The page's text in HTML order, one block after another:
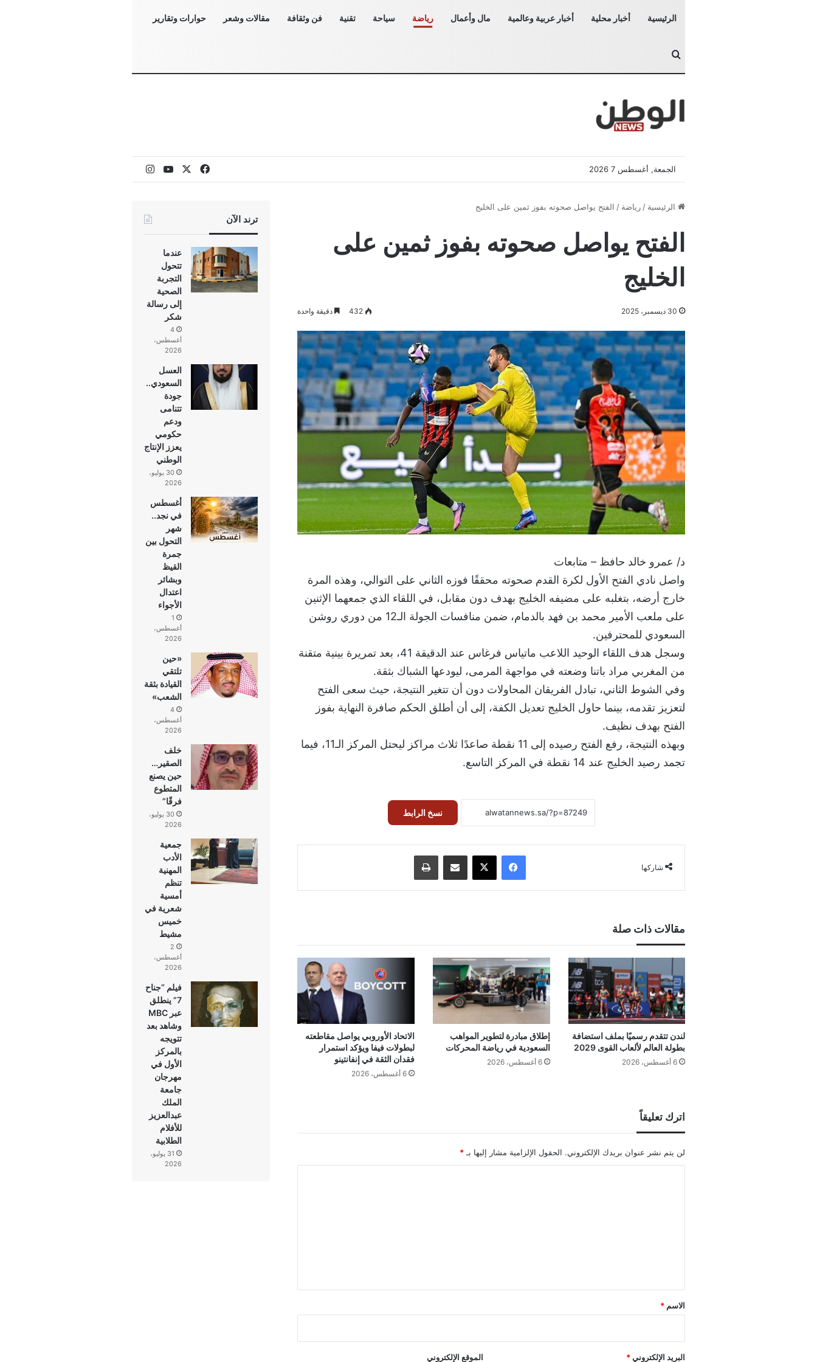
الرئيسية أخبار محلية أخبار عربية وعالمية مال وأعمال رياضة سياحة تقنية فن وثقافة مقالات وشعر حوارات وتقارير
بحث عن
الجمعة, أغسطس 7 2026 فيسبوك ‫YouTubeانستقرام
الرئيسية / رياضة / الفتح يواصل صحوته بفوز ثمين على الخليج
الفتح يواصل صحوته بفوز ثمين على
الخليج
30 ديسمبر، 2025 432 دقيقة واحدة
د/ عمرو خالد حافظ – متابعات
واصل نادي الفتح الأول لكرة القدم صحوته محققًا فوزه الثاني على التوالي، وهذه المرة
خارج أرضه، بتغلبه على مضيفه الخليج بهدف دون مقابل، في اللقاء الذي جمعهما الإثنين
على ملعب الأمير محمد بن فهد بالدمام، ضمن منافسات الجولة الـ12 من دوري روشن
السعودي للمحترفين.
وسجل هدف اللقاء الوحيد اللاعب ماتياس فرغاس عند الدقيقة 41، بعد تمريرة بينية متقنة
من المغربي مراد باتنا وضعته في مواجهة المرمى، ليودعها الشباك بثقة.
وفي الشوط الثاني، تبادل الفريقان المحاولات دون أن تتغير النتيجة، حيث سعى الفتح
لتعزيز تقدمه، بينما حاول الخليج تعديل الكفة، إلى أن أطلق الحكم صافرة النهاية بفوز
الفتح بهدف نظيف.
وبهذه النتيجة، رفع الفتح رصيده إلى 11 نقطة صاعدًا ثلاث مراكز ليحتل المركز الـ11، فيما
تجمد رصيد الخليج عند 14 نقطة في المركز التاسع.
نسخ الرابط
شاركها
فيسبوك ‫X مشاركة عبر البريد طباعة
مقالات ذات صلة
لندن تتقدم رسميًا بملف استضافة
بطولة العالم لألعاب القوى 2029
6 أغسطس، 2026
إطلاق مبادرة لتطوير المواهب
السعودية في رياضة المحركات
6 أغسطس، 2026
الاتحاد الأوروبي يواصل مقاطعته
لبطولات فيفا ويؤكد استمرار
فقدان الثقة في إنفانتينو
6 أغسطس، 2026
اترك تعليقاً
لن يتم نشر عنوان بريدك الإلكتروني. الحقول الإلزامية مشار إليها بـ *
*
الاسم *
البريد الإلكتروني* الموقع الإلكتروني
ترند الآن
عندما
تتحول
التجربة
الصحية
إلى رسالة
شكر
4
أغسطس،
2026
العسل
السعودي..
جودة
تتنامى
ودعم
حكومي
يعزز الإنتاج
الوطني
30 يوليو،
2026
أغسطس
في نجد..
شهر
التحول بين
جمرة
القيظ
وبشائر
اعتدال
الأجواء
1
أغسطس،
2026
«حين
تلتقي
القيادة بثقة
الشعب»
4
أغسطس،
2026
خلف
الصقير…
حين يصنع
المتطوع
فرقًا”
30 يوليو،
2026
جمعية
الأدب
المهنية
تنظم
أمسية
شعرية في
خميس
مشيط
2
أغسطس،
2026
فيلم “جناح
7” ينطلق
عبر MBC
وشاهد بعد
تتويجه
بالمركز
الأول في
مهرجان
جامعة
الملك
عبدالعزيز
للأفلام
الطلابية
31 يوليو،
2026